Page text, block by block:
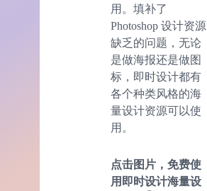
用。填补了
Photoshop 设计资源
缺乏的问题，无论
是做海报还是做图
标，即时设计都有
各个种类风格的海
量设计资源可以使
用。
点击图片，免费使
用即时设计海量设